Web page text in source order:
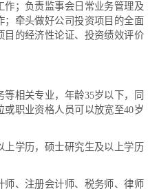
；负责监事会日常业务管理及
牵头做好公司投资项目的全面
目的经济性论证、投资绩效评价
关专业，年龄35岁以下，同
职业资格人员可以放宽至40岁
学历，硕士研究生及以上学历
、注册会计师、税务师、律师